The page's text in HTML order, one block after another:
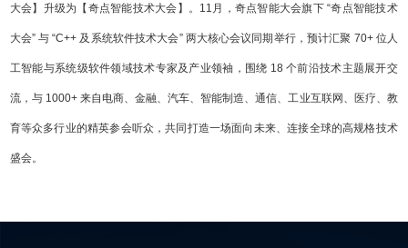
大会】升级为【奇点智能技术大会】。11月，奇点智能大会旗下 “奇点智能技术
大会” 与 “C++ 及系统软件技术大会” 两大核心会议同期举行，预计汇聚 70+ 位人
工智能与系统级软件领域技术专家及产业领袖，围绕 18 个前沿技术主题展开交
流，与 1000+ 来自电商、金融、汽车、智能制造、通信、工业互联网、医疗、教
育等众多行业的精英参会听众，共同打造一场面向未来、连接全球的高规格技术
盛会。